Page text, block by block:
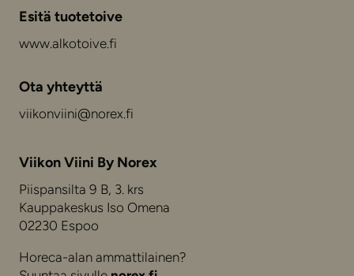
Esitä tuotetoive
www.alkotoive.fi
Ota yhteyttä
viikonviini@norex.fi
Viikon Viini By Norex
Piispansilta 9 B, 3. krs
Kauppakeskus Iso Omena
02230 Espoo
Horeca-alan ammattilainen?